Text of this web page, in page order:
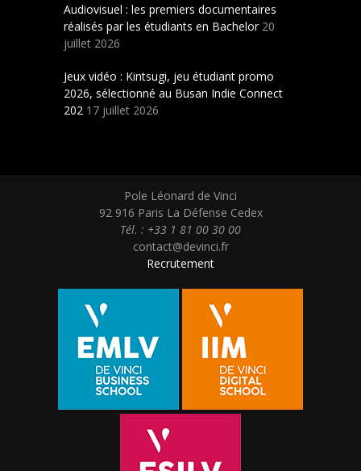
Audiovisuel : les premiers documentaires
réalisés par les étudiants en Bachelor 20
juillet 2026
Jeux vidéo : Kintsugi, jeu étudiant promo
2026, sélectionné au Busan Indie Connect
202 17 juillet 2026
Pole Léonard de Vinci
92 916 Paris La Défense Cedex
Tél. : +33 1 81 00 30 00
contact@devinci.fr
Recrutement